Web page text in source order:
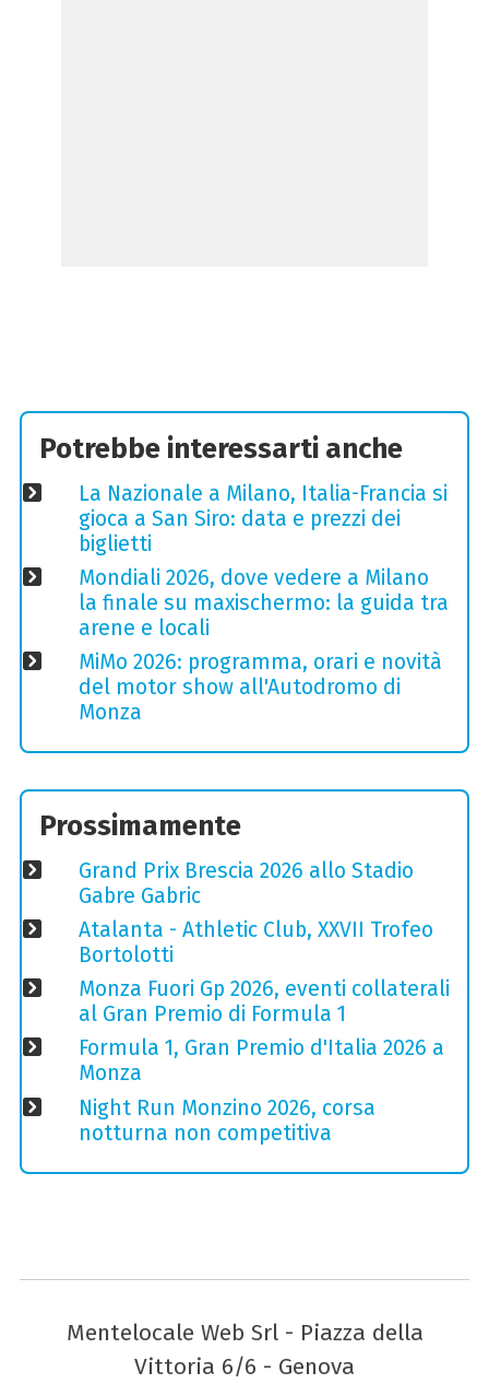
Potrebbe interessarti anche
La Nazionale a Milano, Italia-Francia si
gioca a San Siro: data e prezzi dei
biglietti
Mondiali 2026, dove vedere a Milano
la finale su maxischermo: la guida tra
arene e locali
MiMo 2026: programma, orari e novità
del motor show all'Autodromo di
Monza
Prossimamente
Grand Prix Brescia 2026 allo Stadio
Gabre Gabric
Atalanta - Athletic Club, XXVII Trofeo
Bortolotti
Monza Fuori Gp 2026, eventi collaterali
al Gran Premio di Formula 1
Formula 1, Gran Premio d'Italia 2026 a
Monza
Night Run Monzino 2026, corsa
notturna non competitiva
Mentelocale Web Srl - Piazza della
Vittoria 6/6 - Genova